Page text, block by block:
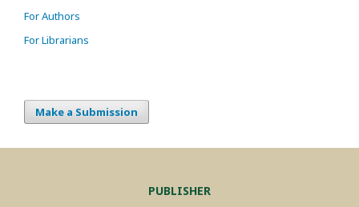
For Authors
For Librarians
Make a Submission
PUBLISHER